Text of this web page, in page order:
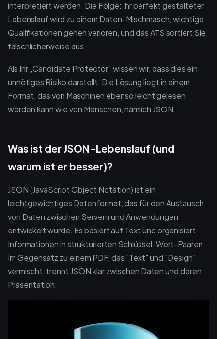
interpretiert werden. Die Folge: Ihr perfekt gestalteter
Lebenslauf wird zu einem Daten-Mischmasch, wichtige
Qualifikationen gehen verloren, und das ATS sortiert Sie
fälschlicherweise aus.
Als Ihr „Candidate Protector“ wissen wir, dass dies ein
unnötiges Risiko darstellt. Die Lösung liegt in einem
Format, das von Maschinen ebenso leicht gelesen
werden kann wie von Menschen, nämlich JSON.
Was ist der JSON-Lebenslauf (und
warum ist er besser)?
JSON (JavaScript Object Notation) ist ein
leichtgewichtiges Datenformat, das für den Austausch
von Daten zwischen Servern und Anwendungen
entwickelt wurde. Es basiert auf Text und organisiert
Informationen in strukturierten Schlüssel-Wert-Paaren.
Im Gegensatz zu einem PDF, das "Text" und "Design"
vermischt, trennt JSON klar zwischen Daten und deren
Präsentation.